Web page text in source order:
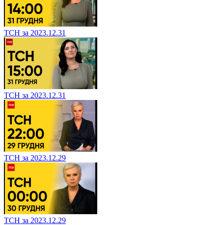
ТСН за 2023.12.31
ТСН за 2023.12.31
ТСН за 2023.12.29
ТСН за 2023.12.29